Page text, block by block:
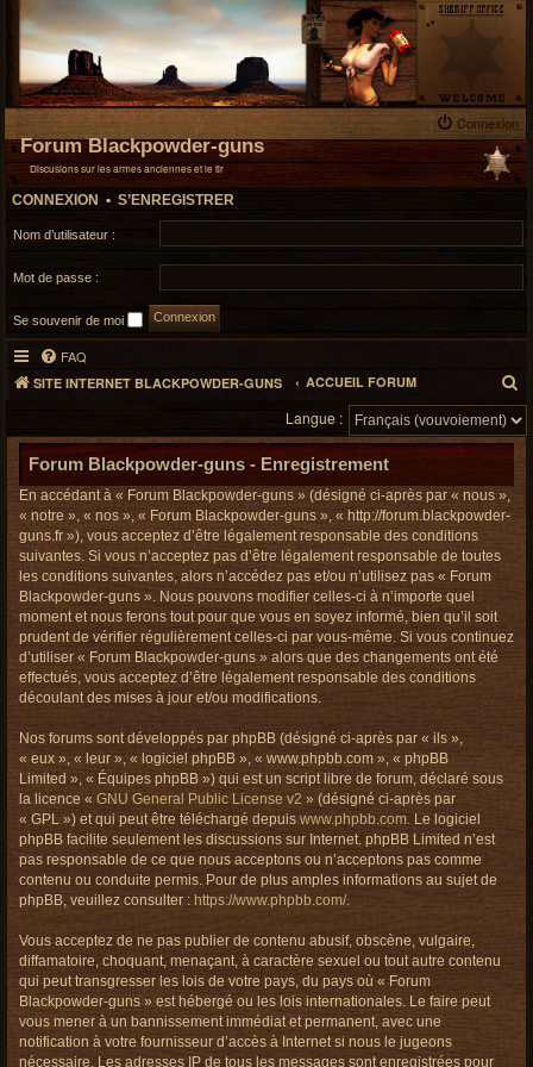
Connexion
Forum Blackpowder-guns
Discusions sur les armes anciennes et le tir
CONNEXION • S’ENREGISTRER
Nom d’utilisateur :
Mot de passe :
Se souvenir de moi
FAQ
SITE INTERNET BLACKPOWDER-GUNS ACCUEIL FORUM
e
c
Langue :
Forum Blackpowder-guns - Enregistrement
En accédant à « Forum Blackpowder-guns » (désigné ci-après par « nous »,
« notre », « nos », « Forum Blackpowder-guns », « http://forum.blackpowder-
guns.fr »), vous acceptez d’être légalement responsable des conditions
suivantes. Si vous n’acceptez pas d’être légalement responsable de toutes
les conditions suivantes, alors n’accédez pas et/ou n’utilisez pas « Forum
Blackpowder-guns ». Nous pouvons modifier celles-ci à n’importe quel
moment et nous ferons tout pour que vous en soyez informé, bien qu’il soit
prudent de vérifier régulièrement celles-ci par vous-même. Si vous continuez
d’utiliser « Forum Blackpowder-guns » alors que des changements ont été
effectués, vous acceptez d’être légalement responsable des conditions
découlant des mises à jour et/ou modifications.
Nos forums sont développés par phpBB (désigné ci-après par « ils »,
« eux », « leur », « logiciel phpBB », « www.phpbb.com », « phpBB
Limited », « Équipes phpBB ») qui est un script libre de forum, déclaré sous
la licence « GNU General Public License v2 » (désigné ci-après par
« GPL ») et qui peut être téléchargé depuis www.phpbb.com. Le logiciel
phpBB facilite seulement les discussions sur Internet. phpBB Limited n’est
pas responsable de ce que nous acceptons ou n’acceptons pas comme
contenu ou conduite permis. Pour de plus amples informations au sujet de
phpBB, veuillez consulter : https://www.phpbb.com/.
Vous acceptez de ne pas publier de contenu abusif, obscène, vulgaire,
diffamatoire, choquant, menaçant, à caractère sexuel ou tout autre contenu
qui peut transgresser les lois de votre pays, du pays où « Forum
Blackpowder-guns » est hébergé ou les lois internationales. Le faire peut
vous mener à un bannissement immédiat et permanent, avec une
notification à votre fournisseur d’accès à Internet si nous le jugeons
nécessaire. Les adresses IP de tous les messages sont enregistrées pour